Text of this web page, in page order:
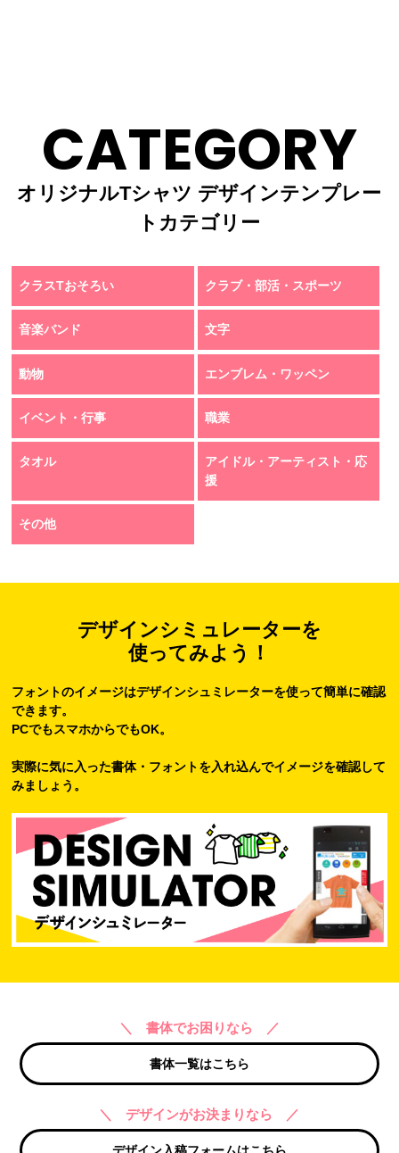
CATEGORY
オリジナルTシャツ デザインテンプレー
トカテゴリー
クラスTおそろい クラブ・部活・スポーツ
音楽バンド 文字
動物 エンブレム・ワッペン
イベント・行事 職業
タオル
アイドル・アーティスト・応
援
その他
デザインシミュレーターを
使ってみよう！
フォントのイメージはデザインシュミレーターを使って簡単に確認
できます。
PCでもスマホからでもOK。
実際に気に入った書体・フォントを入れ込んでイメージを確認して
みましょう。
＼ 書体でお困りなら ／
書体一覧はこちら
＼ デザインがお決まりなら ／
デザイン入稿フォームはこちら